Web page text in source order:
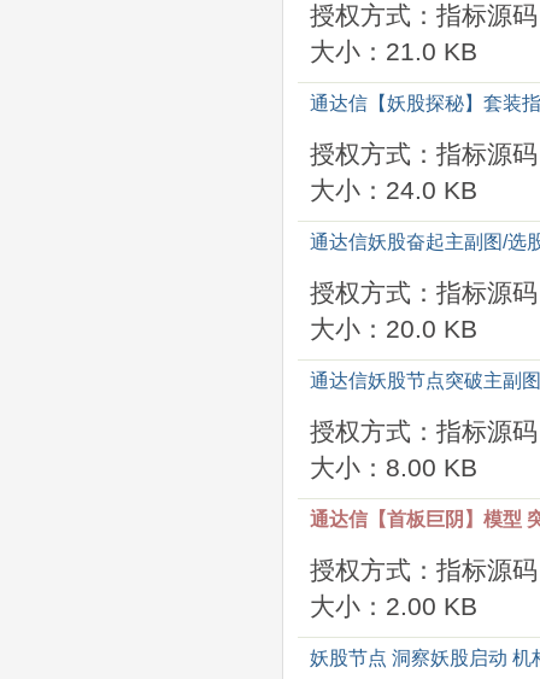
授权方式：指标源码
大小：21.0 KB
通达信【妖股探秘】套装
授权方式：指标源码
大小：24.0 KB
通达信妖股奋起主副图/选
授权方式：指标源码
大小：20.0 KB
通达信妖股节点突破主副
授权方式：指标源码
大小：8.00 KB
通达信【首板巨阴】模型
授权方式：指标源码
大小：2.00 KB
妖股节点 洞察妖股启动